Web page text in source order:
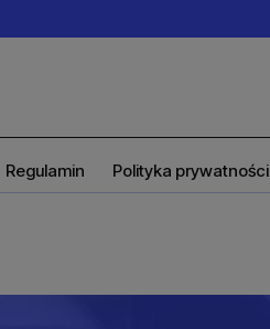
Regulamin Polityka prywatności